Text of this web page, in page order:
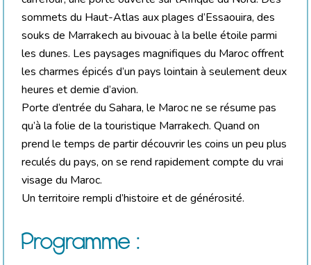
sommets du Haut-Atlas aux plages d’Essaouira, des
souks de Marrakech au bivouac à la belle étoile parmi
les dunes. Les paysages magnifiques du Maroc offrent
les charmes épicés d’un pays lointain à seulement deux
heures et demie d’avion.
Porte d’entrée du Sahara, le Maroc ne se résume pas
qu’à la folie de la touristique Marrakech. Quand on
prend le temps de partir découvrir les coins un peu plus
reculés du pays, on se rend rapidement compte du vrai
visage du Maroc.
Un territoire rempli d’histoire et de générosité.
Programme :